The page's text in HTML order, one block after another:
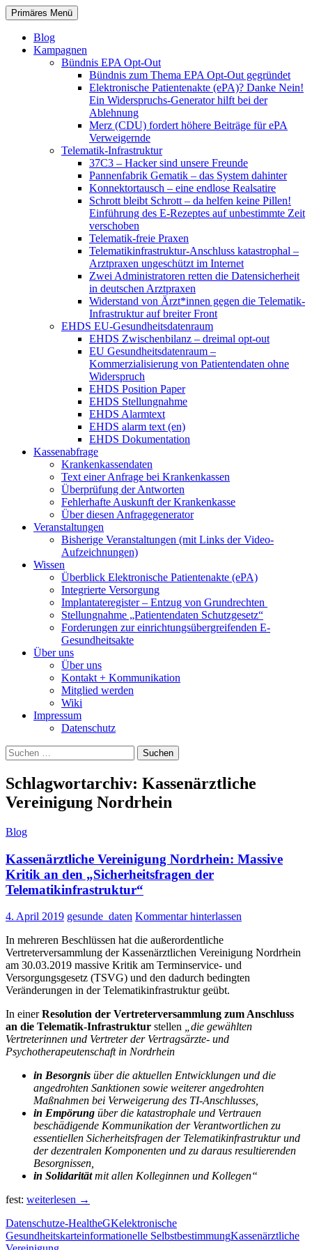
Zum
Inhalt
springen
patientenrechte-datenschutz.de
Suchen
Primäres Menü
Blog
Kampagnen
Bündnis EPA Opt-Out
Bündnis zum Thema EPA Opt-Out gegründet
Elektronische Patientenakte (ePA)? Danke Nein!
Ein Widerspruchs-Generator hilft bei der
Ablehnung
Merz (CDU) fordert höhere Beiträge für ePA
Verweigernde
Telematik-Infrastruktur
37C3 – Hacker sind unsere Freunde
Pannenfabrik Gematik – das System dahinter
Konnektortausch – eine endlose Realsatire
Schrott bleibt Schrott – da helfen keine Pillen!
Einführung des E-Rezeptes auf unbestimmte Zeit
verschoben
Telematik-freie Praxen
Telematikinfrastruktur-Anschluss katastrophal –
Arztpraxen ungeschützt im Internet
Zwei Administratoren retten die Datensicherheit
in deutschen Arztpraxen
Widerstand von Ärzt*innen gegen die Telematik-
Infrastruktur auf breiter Front
EHDS EU-Gesundheitsdatenraum
EHDS Zwischenbilanz – dreimal opt-out
EU Gesundheitsdatenraum –
Kommerzialisierung von Patientendaten ohne
Widerspruch
EHDS Position Paper
EHDS Stellungnahme
EHDS Alarmtext
EHDS alarm text (en)
EHDS Dokumentation
Kassenabfrage
Krankenkassendaten
Text einer Anfrage bei Krankenkassen
Überprüfung der Antworten
Fehlerhafte Auskunft der Krankenkasse
Über diesen Anfragegenerator
Veranstaltungen
Bisherige Veranstaltungen (mit Links der Video-
Aufzeichnungen)
Wissen
Überblick Elektronische Patientenakte (ePA)
Integrierte Versorgung
Implantateregister – Entzug von Grundrechten
Stellungnahme „Patientendaten Schutzgesetz“
Forderungen zur einrichtungsübergreifenden E-
Gesundheitsakte
Über uns
Über uns
Kontakt + Kommunikation
Mitglied werden
Wiki
Impressum
Datenschutz
Suchen
nach:
Schlagwortarchiv: Kassenärztliche
Vereinigung Nordrhein
Blog
Kassenärztliche Vereinigung Nordrhein: Massive
Kritik an den „Sicherheitsfragen der
Telematikinfrastruktur“
4. April 2019 gesunde_daten Kommentar hinterlassen
In mehreren Beschlüssen hat die außerordentliche
Vertreterversammlung der Kassenärztlichen Vereinigung Nordrhein
am 30.03.2019 massive Kritik am Terminservice- und
Versorgungsgesetz (TSVG) und den dadurch bedingten
Veränderungen in der Telematikinfrastruktur geübt.
In einerResolution der Vertreterversammlung zum Anschluss
an die Telematik-Infrastruktur stellen
„die gewählten
Vertreterinnen und Vertreter der Vertragsärzte- und
Psychotherapeutenschaft in Nordrhein
in Besorgnis über die aktuellen Entwicklungen und die
angedrohten Sanktionen sowie weiterer angedrohten
Maßnahmen bei Verweigerung des TI-Anschlusses,
in Empörung über die katastrophale und Vertrauen
beschädigende Kommunikation der Verantwortlichen zu
essentiellen Sicherheitsfragen der Telematikinfrastruktur und
der dezentralen Komponenten und zu daraus resultierenden
Besorgnissen,
in Solidaritätmit allen Kolleginnen und Kollegen“
fest: Kassenärztliche
Nordrhein:
Massive
weiterlesen →
Datenschutze-HealtheGKelektronische
Gesundheitskarteinformationelle SelbstbestimmungKassenärztliche